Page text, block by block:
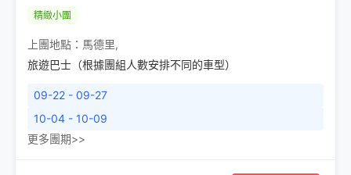
精緻小團
上團地點： 馬德里,
旅遊巴士（根據團組人數安排不同的車型）
09-22 - 09-27
10-04 - 10-09
更多團期>>